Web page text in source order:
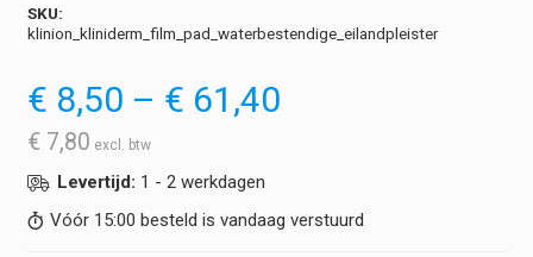
SKU:
klinion_kliniderm_film_pad_waterbestendige_eilandpleister
€ 8,50 – € 61,40Prijsklasse:
€ 7,80
Levertijd: 1 - 2 werkdagen
Vóór 15:00 besteld is vandaag verstuurd